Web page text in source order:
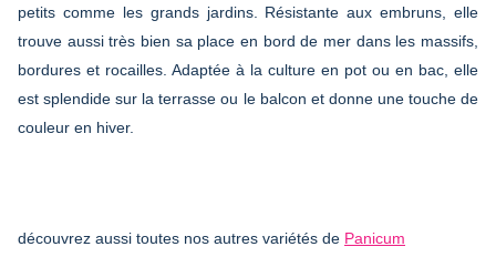
petits comme les grands jardins. Résistante aux embruns, elle
trouve aussi très bien sa place en bord de mer dans les massifs,
bordures et rocailles. Adaptée à la culture en pot ou en bac, elle
est splendide sur la terrasse ou le balcon et donne une touche de
couleur en hiver.
découvrez aussi toutes nos autres variétés de Panicum